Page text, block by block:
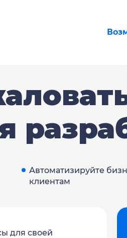
Автоматизируйте
клиентам
для своей